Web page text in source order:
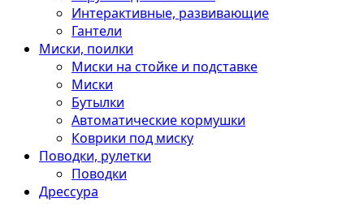
Интерактивные, развивающие
Гантели
Миски, поилки
Миски на стойке и подставке
Миски
Бутылки
Автоматические кормушки
Коврики под миску
Поводки, рулетки
Поводки
Дрессура